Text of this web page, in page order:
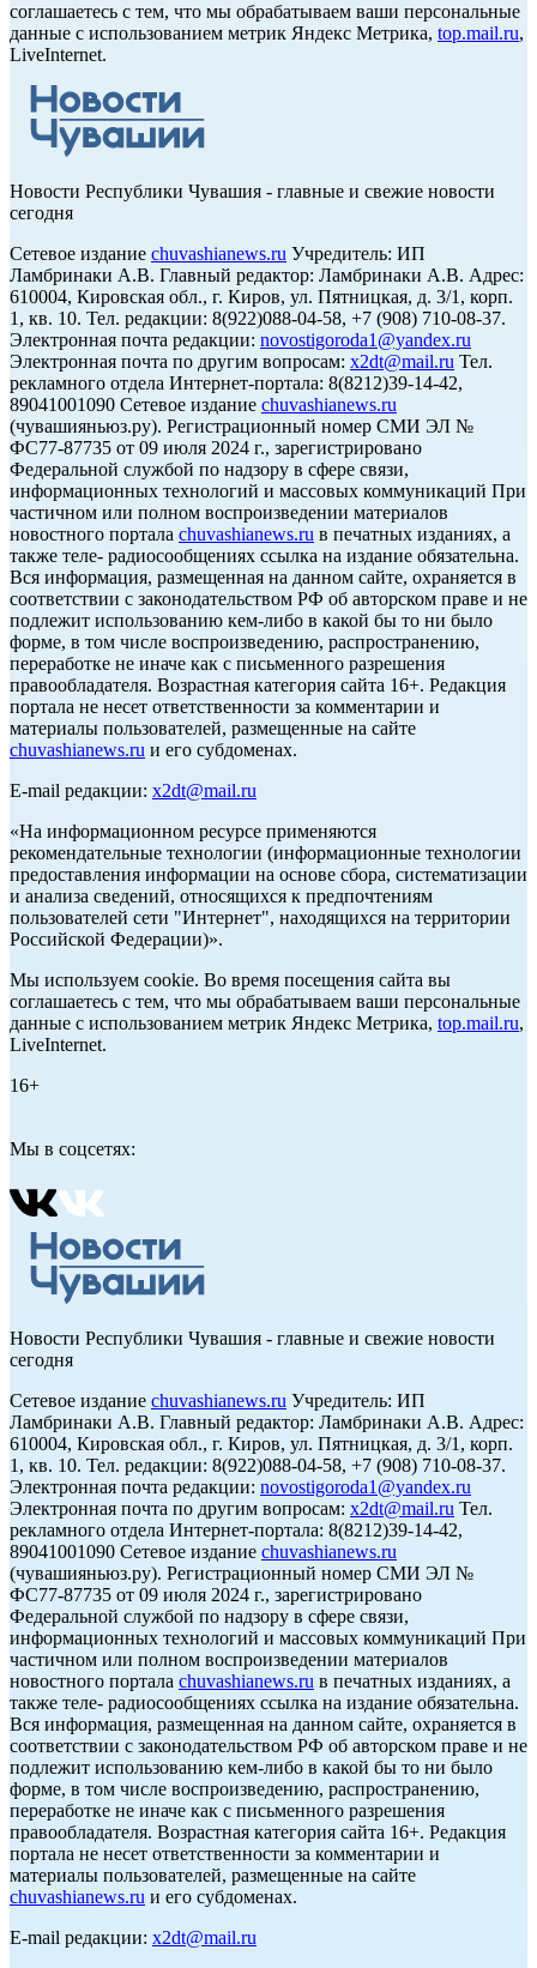
соглашаетесь с тем, что мы обрабатываем ваши персональные
данные с использованием метрик Яндекс Метрика, top.mail.ru,
LiveInternet.
Новости Республики Чувашия - главные и свежие новости
сегодня
Сетевое издание chuvashianews.ru Учредитель: ИП
Ламбринаки А.В. Главный редактор: Ламбринаки А.В. Адрес:
610004, Кировская обл., г. Киров, ул. Пятницкая, д. 3/1, корп.
1, кв. 10. Тел. редакции: 8(922)088-04-58, +7 (908) 710-08-37.
Электронная почта редакции: novostigoroda1@yandex.ru
Электронная почта по другим вопросам: x2dt@mail.ru Тел.
рекламного отдела Интернет-портала: 8(8212)39-14-42,
89041001090 Сетевое издание chuvashianews.ru
(чувашияньюз.ру). Регистрационный номер СМИ ЭЛ №
ФС77-87735 от 09 июля 2024 г., зарегистрировано
Федеральной службой по надзору в сфере связи,
информационных технологий и массовых коммуникаций При
частичном или полном воспроизведении материалов
новостного портала chuvashianews.ru в печатных изданиях, а
также теле- радиосообщениях ссылка на издание обязательна.
Вся информация, размещенная на данном сайте, охраняется в
соответствии с законодательством РФ об авторском праве и не
подлежит использованию кем-либо в какой бы то ни было
форме, в том числе воспроизведению, распространению,
переработке не иначе как с письменного разрешения
правообладателя. Возрастная категория сайта 16+. Редакция
портала не несет ответственности за комментарии и
материалы пользователей, размещенные на сайте
chuvashianews.ru и его субдоменах.
E-mail редакции: x2dt@mail.ru
«На информационном ресурсе применяются
рекомендательные технологии (информационные технологии
предоставления информации на основе сбора, систематизации
и анализа сведений, относящихся к предпочтениям
пользователей сети "Интернет", находящихся на территории
Российской Федерации)».
Мы используем cookie. Во время посещения сайта вы
соглашаетесь с тем, что мы обрабатываем ваши персональные
данные с использованием метрик Яндекс Метрика, top.mail.ru,
LiveInternet.
16+
Мы в соцсетях:
Новости Республики Чувашия - главные и свежие новости
сегодня
Сетевое издание chuvashianews.ru Учредитель: ИП
Ламбринаки А.В. Главный редактор: Ламбринаки А.В. Адрес:
610004, Кировская обл., г. Киров, ул. Пятницкая, д. 3/1, корп.
1, кв. 10. Тел. редакции: 8(922)088-04-58, +7 (908) 710-08-37.
Электронная почта редакции: novostigoroda1@yandex.ru
Электронная почта по другим вопросам: x2dt@mail.ru Тел.
рекламного отдела Интернет-портала: 8(8212)39-14-42,
89041001090 Сетевое издание chuvashianews.ru
(чувашияньюз.ру). Регистрационный номер СМИ ЭЛ №
ФС77-87735 от 09 июля 2024 г., зарегистрировано
Федеральной службой по надзору в сфере связи,
информационных технологий и массовых коммуникаций При
частичном или полном воспроизведении материалов
новостного портала chuvashianews.ru в печатных изданиях, а
также теле- радиосообщениях ссылка на издание обязательна.
Вся информация, размещенная на данном сайте, охраняется в
соответствии с законодательством РФ об авторском праве и не
подлежит использованию кем-либо в какой бы то ни было
форме, в том числе воспроизведению, распространению,
переработке не иначе как с письменного разрешения
правообладателя. Возрастная категория сайта 16+. Редакция
портала не несет ответственности за комментарии и
материалы пользователей, размещенные на сайте
chuvashianews.ru и его субдоменах.
E-mail редакции: x2dt@mail.ru